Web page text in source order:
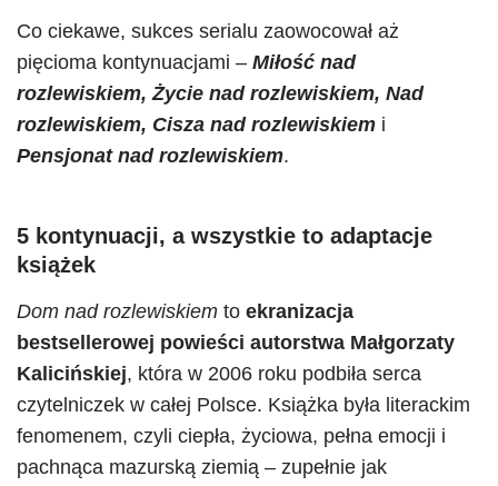
Co ciekawe, sukces serialu zaowocował aż
pięcioma kontynuacjami – Miłość nad
rozlewiskiem, Życie nad rozlewiskiem, Nad
rozlewiskiem, Cisza nad rozlewiskiem i
Pensjonat nad rozlewiskiem.
5 kontynuacji, a wszystkie to adaptacje
książek
Dom nad rozlewiskiem to ekranizacja
bestsellerowej powieści autorstwa Małgorzaty
Kalicińskiej, która w 2006 roku podbiła serca
czytelniczek w całej Polsce. Książka była literackim
fenomenem, czyli ciepła, życiowa, pełna emocji i
pachnąca mazurską ziemią – zupełnie jak